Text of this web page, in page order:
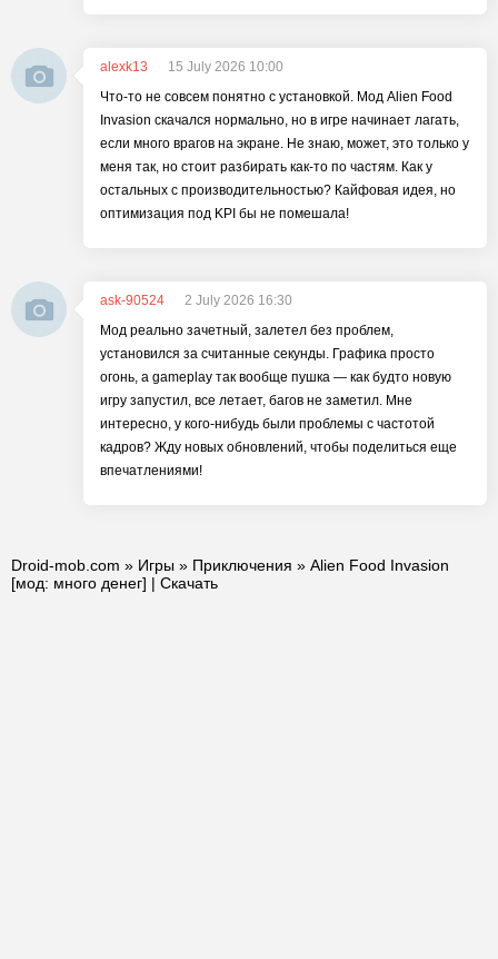
alexk13
15 July 2026 10:00
Что-то не совсем понятно с установкой. Мод Alien Food
Invasion скачался нормально, но в игре начинает лагать,
если много врагов на экране. Не знаю, может, это только у
меня так, но стоит разбирать как-то по частям. Как у
остальных с производительностью? Кайфовая идея, но
оптимизация под KPI бы не помешала!
ask-90524
2 July 2026 16:30
Мод реально зачетный, залетел без проблем,
установился за считанные секунды. Графика просто
огонь, а gameplay так вообще пушка — как будто новую
игру запустил, все летает, багов не заметил. Мне
интересно, у кого-нибудь были проблемы с частотой
кадров? Жду новых обновлений, чтобы поделиться еще
впечатлениями!
Droid-mob.com » Игры » Приключения » Alien Food Invasion
[мод: много денег] | Скачать